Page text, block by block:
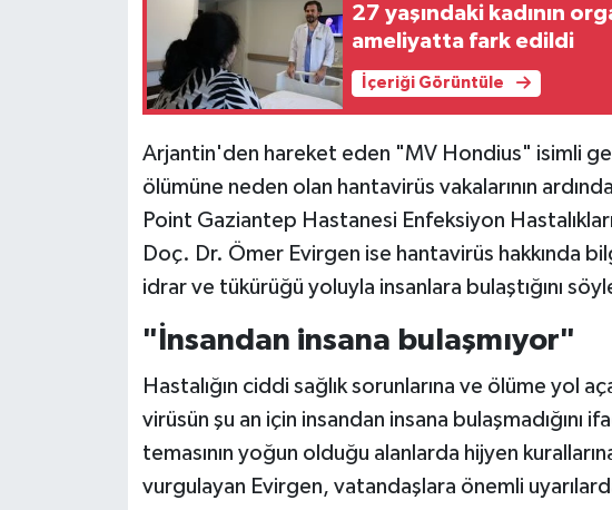
27 yaşındaki kadının
ameliyatta fark edildi
İçeriği Görüntüle
Arjantin'den hareket eden "MV Hondius" isimli
ölümüne neden olan hantavirüs vakalarının
Point Gaziantep Hastanesi Enfeksiyon
Doç. Dr. Ömer Evirgen ise hantavirüs hakkında
idrar ve tükürüğü yoluyla insanlara bulaştığını
"İnsandan insana bulaşmıyor"
Hastalığın ciddi sağlık sorunlarına ve ölüme yol
virüsün şu an için insandan insana
temasının yoğun olduğu alanlarda hijyen
vurgulayan Evirgen, vatandaşlara önemli
Burç Yorumları
Hava Durumu